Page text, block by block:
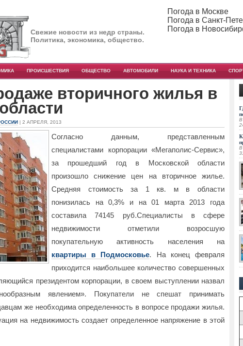
Свежие новости из недр страны.
Политика, экономика, общество.
Погода в Москве
Погода в Санкт-
Погода в
ПРОИСШЕСТВИЯ ОБЩЕСТВО АВТОМОБИЛИ НАУКА И ТЕХНИКА
вторичного жилья в
| 2 АПРЕЛЯ, 2013
Согласно данным, представленным
специалистами корпорации «Мегаполис-Сервис»,
за прошедший год в Московской области
произошло снижение цен на вторичное жилье.
Средняя стоимость за 1 кв. м в области
понизилась на 0,3% и на 01 марта 2013 года
составила 74145 руб.Специалисты в сфере
недвижимости отметили возросшую
покупательную активность населения на
квартиры в Подмосковье. На конец февраля
приходится наибольшее количество совершенных
президентом корпорации, в своем выступлении назвал
явлением». Покупатели не спешат принимать
же необходима определенность в вопросе продажи жилья.
на недвижимость создает определенное напряжение в этой
В
В